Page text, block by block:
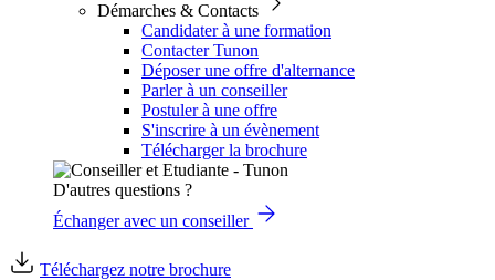
Démarches & Contacts
Candidater à une formation
Contacter Tunon
Déposer une offre d'alternance
Parler à un conseiller
Postuler à une offre
S'inscrire à un évènement
Télécharger la brochure
D'autres questions ?
Échanger avec un conseiller
Téléchargez notre brochure